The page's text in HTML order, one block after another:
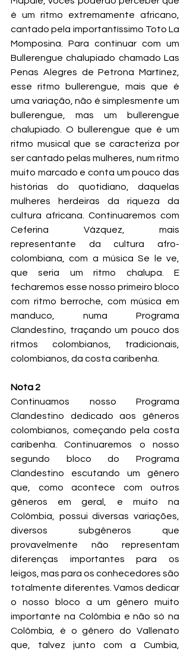
é um ritmo extremamente africano,
cantado pela importantíssimo Toto La
Momposina. Para continuar com um
Bullerengue chalupiado chamado Las
Penas Alegres de Petrona Martínez,
esse ritmo bullerengue, mais que é
uma variação, não é simplesmente um
bullerengue, mas um bullerengue
chalupiado. O bullerengue que é um
ritmo musical que se caracteriza por
ser cantado pelas mulheres, num ritmo
muito marcado e conta um pouco das
histórias do quotidiano, daquelas
mulheres herdeiras da riqueza da
cultura africana. Continuaremos com
Ceferina Vázquez, mais
representante da cultura afro-
colombiana, com a música Se le ve,
que seria um ritmo chalupa. E
fecharemos esse nosso primeiro bloco
com ritmo berroche, com música em
manduco, numa Programa
Clandestino, traçando um pouco dos
ritmos colombianos, tradicionais,
colombianos, da costa caribenha.
Nota 2
Continuamos nosso Programa
Clandestino dedicado aos gêneros
colombianos, começando pela costa
caribenha. Continuaremos o nosso
segundo bloco do Programa
Clandestino escutando um gênero
que, como acontece com outros
gêneros em geral, e muito na
Colômbia, possui diversas variações,
diversos subgêneros que
provavelmente não representam
diferenças importantes para os
leigos, mas para os conhecedores são
totalmente diferentes. Vamos dedicar
o nosso bloco a um gênero muito
importante na Colômbia e não só na
Colômbia, é o gênero do Vallenato
que, talvez junto com a Cumbia,